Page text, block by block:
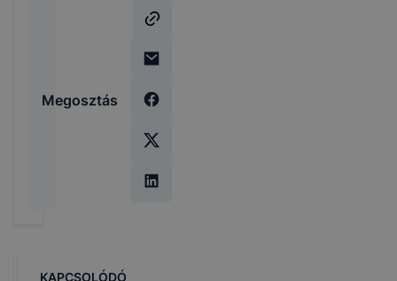
Megosztás
KAPCSOLÓDÓ